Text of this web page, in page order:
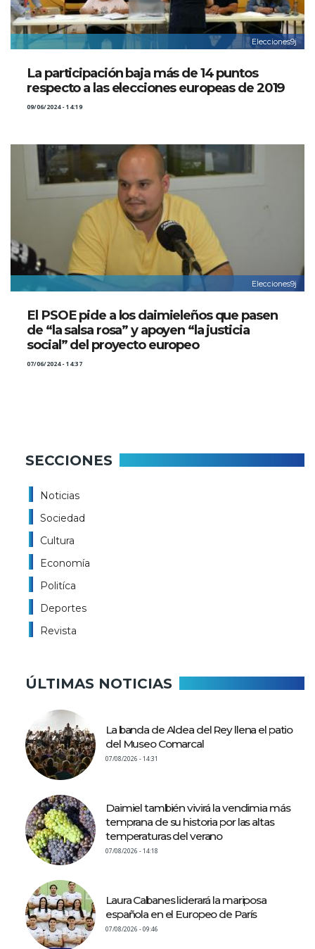
Elecciones9j
La participación baja más de 14 puntos
respecto a las elecciones europeas de 2019
09/06/2024 - 14:19
Elecciones9j
El PSOE pide a los daimieleños que pasen
de “la salsa rosa” y apoyen “la justicia
social” del proyecto europeo
07/06/2024 - 14:37
SECCIONES
Noticias
Sociedad
Cultura
Economía
Politíca
Deportes
Revista
ÚLTIMAS NOTICIAS
La banda de Aldea del Rey llena el patio
del Museo Comarcal
07/08/2026 - 14:31
Daimiel también vivirá la vendimia más
temprana de su historia por las altas
temperaturas del verano
07/08/2026 - 14:18
Laura Cabanes liderará la mariposa
española en el Europeo de París
07/08/2026 - 09:46